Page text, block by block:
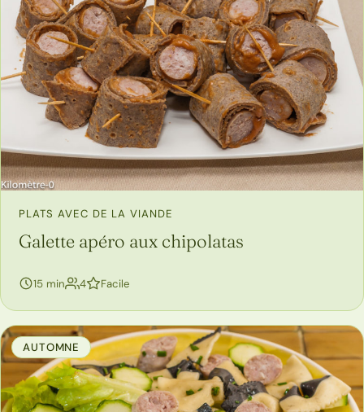
PLATS AVEC DE LA VIANDE
Galette apéro aux chipolatas
15 min 4personnes
Facile
AUTOMNE